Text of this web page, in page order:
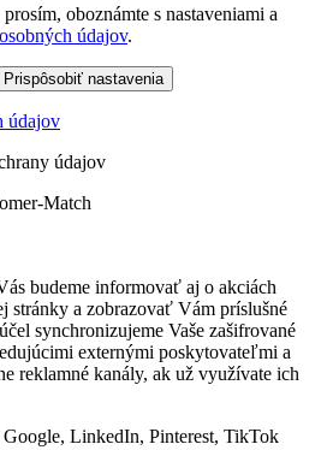
oboznámte s nastaveniami a
údajov.
Prispôsobiť nastavenia
údajov
údajov
Match
budeme informovať aj o akciách
stránky a zobrazovať Vám príslušné
synchronizujeme Vaše zašifrované
externými poskytovateľmi a
reklamné kanály, ak už využívate ich
LinkedIn, Pinterest, TikTok